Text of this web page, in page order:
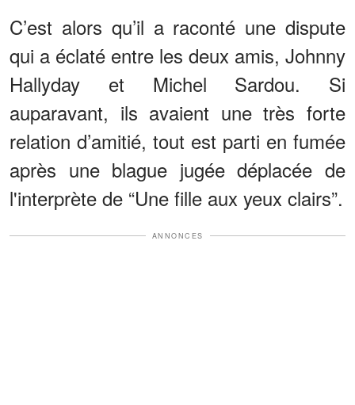
C’est alors qu’il a raconté une dispute
qui a éclaté entre les deux amis, Johnny
Hallyday et Michel Sardou. Si
auparavant, ils avaient une très forte
relation d’amitié, tout est parti en fumée
après une blague jugée déplacée de
l'interprète de “Une fille aux yeux clairs”.
ANNONCES